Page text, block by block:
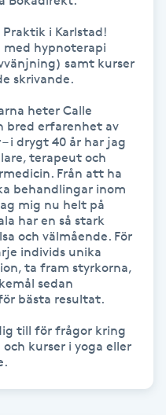
i Karlstad!
med hypnoterapi
samt kurser
skrivande.
heter Calle
bred erfarenhet av
i drygt 40 år har jag
terapeut och
Från att ha
behandlingar inom
mig nu helt på
har en så stark
och välmående. För
individs unika
ta fram styrkorna,
sedan
bästa resultat.
till för frågor kring
kurser i yoga eller